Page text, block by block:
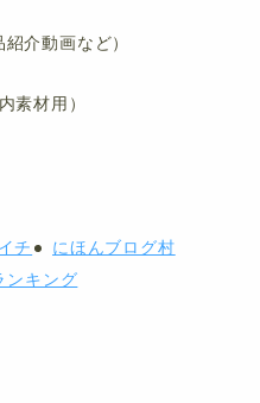
紹介動画など）
素材用）
チ
にほんブログ村
ンキング